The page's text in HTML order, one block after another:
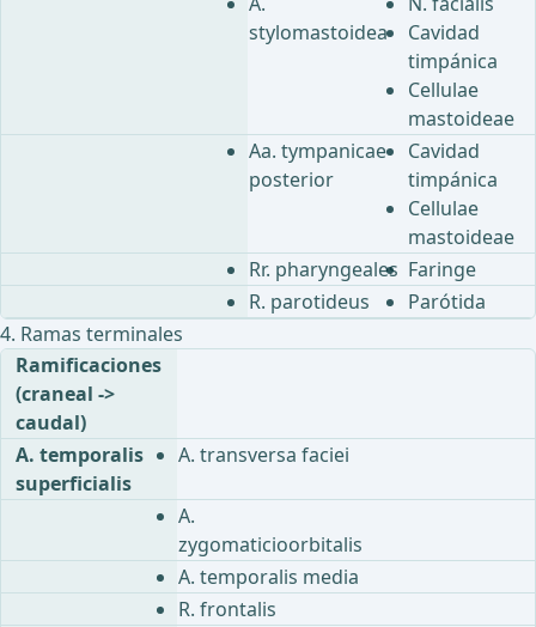
stylomastoidea
Cavidad
timpánica
Cellulae
mastoideae
Aa. tympanicae
posterior
Cavidad
timpánica
Cellulae
mastoideae
Rr. pharyngeales Faringe
R. parotideus
Parótida
4. Ramas terminales
Ramificaciones
(craneal ->
caudal)
A. temporalis
superficialis
A. transversa faciei
A.
zygomaticioorbitalis
A. temporalis media
R. frontalis